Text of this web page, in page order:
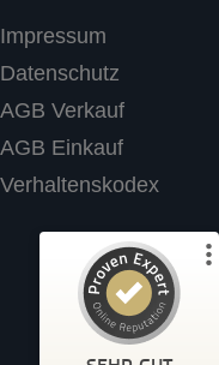
Impressum
Datenschutz
AGB Verkauf
AGB Einkauf
Verhaltenskodex
RASTI
100
%
Empfehlungen auf
ProvenExpert.com
auf ProvenExpert.com
über dieses Bewertungssiegel